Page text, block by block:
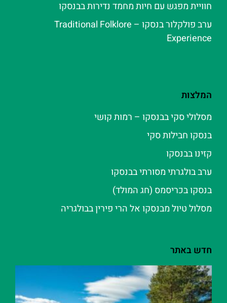
חוויית מפגש עם חיות מחמד נדירות בבנסקו
ערב פולקלור בנסקו – Traditional Folklore
Experience
המלצות
מסלולי סקי בבנסקו – רמות קושי
בנסקו חבילות סקי
קזינו בבנסקו
ערב בולגרתי מסורתי בבנסקו
בנסקו בכריסמס (חג המולד)
מסלול טיול מבנסקו אל הרי פירין בבולגריה
חדש באתר